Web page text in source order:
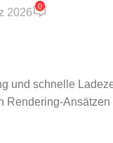
2026
0
und schnelle
Rendering-